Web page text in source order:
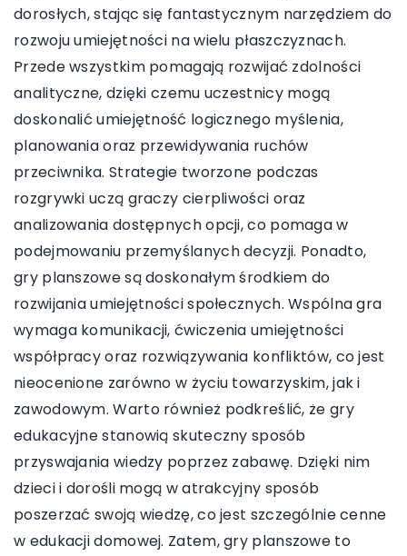
dorosłych, stając się fantastycznym narzędziem do
rozwoju umiejętności na wielu płaszczyznach.
Przede wszystkim pomagają rozwijać zdolności
analityczne, dzięki czemu uczestnicy mogą
doskonalić umiejętność logicznego myślenia,
planowania oraz przewidywania ruchów
przeciwnika. Strategie tworzone podczas
rozgrywki uczą graczy cierpliwości oraz
analizowania dostępnych opcji, co pomaga w
podejmowaniu przemyślanych decyzji. Ponadto,
gry planszowe są doskonałym środkiem do
rozwijania umiejętności społecznych. Wspólna gra
wymaga komunikacji, ćwiczenia umiejętności
współpracy oraz rozwiązywania konfliktów, co jest
nieocenione zarówno w życiu towarzyskim, jak i
zawodowym. Warto również podkreślić, że gry
edukacyjne stanowią skuteczny sposób
przyswajania wiedzy poprzez zabawę. Dzięki nim
dzieci i dorośli mogą w atrakcyjny sposób
poszerzać swoją wiedzę, co jest szczególnie cenne
w edukacji domowej. Zatem, gry planszowe to